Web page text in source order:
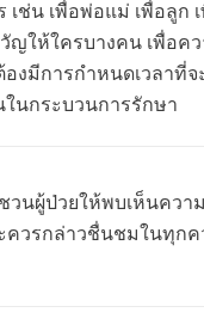
ช่น เพื่อพ่อแม่ เพื่อลูก
ญให้ใครบางคน เพื่อ
งมีการกำหนดเวลาที่จ
ในกระบวนการรักษา
นผู้ป่วยให้พบเห็นความ
ควรกล่าวชื่นชมในทุกค